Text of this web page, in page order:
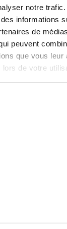
notre trafic.
informations
de
peuvent
que vous leur
de votre
des collectes